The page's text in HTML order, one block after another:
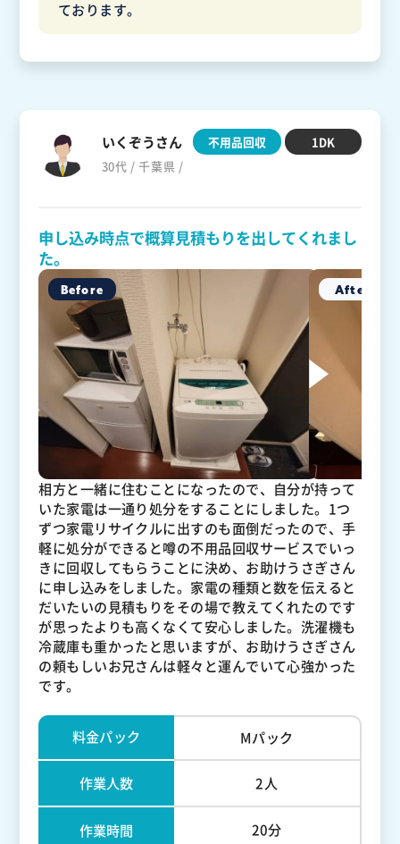
ております。
いくぞうさん
30代 / 千葉県 /
不用品回収 1DK
申し込み時点で概算見積もりを出してくれまし
た。
相方と一緒に住むことになったので、自分が持って
いた家電は一通り処分をすることにしました。1つ
ずつ家電リサイクルに出すのも面倒だったので、手
軽に処分ができると噂の不用品回収サービスでいっ
きに回収してもらうことに決め、お助けうさぎさん
に申し込みをしました。家電の種類と数を伝えると
だいたいの見積もりをその場で教えてくれたのです
が思ったよりも高くなくて安心しました。洗濯機も
冷蔵庫も重かったと思いますが、お助けうさぎさん
の頼もしいお兄さんは軽々と運んでいて心強かった
です。
料金パック Mパック
作業人数 2人
作業時間 20分